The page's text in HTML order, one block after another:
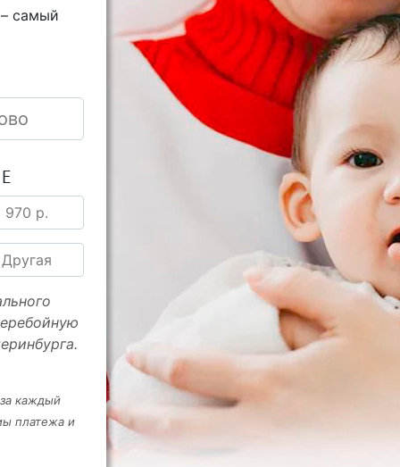
самый
970 р.
Другая
каждый
платежа и